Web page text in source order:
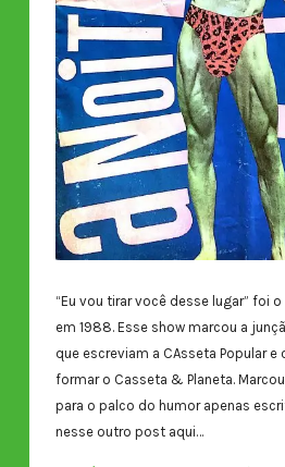
“Eu vou tirar você desse lugar” foi
em 1988. Esse show marcou a
que escreviam a CAsseta Popular e
formar o Casseta & Planeta.
para o palco do humor apenas
nesse outro post aqui…